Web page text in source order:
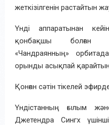
жеткізілгенін растайтын
Үнді аппаратынан
қонбақшы болған
«Чандраянның»
орынды асықпай
Қонған сәтін тікелей
Үндістанның ғылым
Джетендра Сингх